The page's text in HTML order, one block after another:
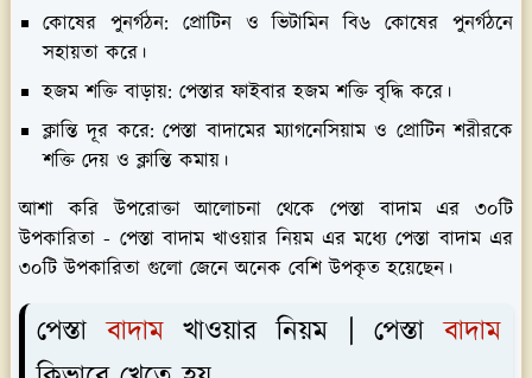
কোষের পুনর্গঠন: প্রোটিন ও ভিটামিন বি৬ কোষের পুনর্গঠনে
সহায়তা করে।
হজম শক্তি বাড়ায়: পেস্তার ফাইবার হজম শক্তি বৃদ্ধি করে।
ক্লান্তি দূর করে: পেস্তা বাদামের ম্যাগনেসিয়াম ও প্রোটিন শরীরকে
শক্তি দেয় ও ক্লান্তি কমায়।
আশা করি উপরোক্তা আলোচনা থেকে পেস্তা বাদাম এর ৩০টি
উপকারিতা - পেস্তা বাদাম খাওয়ার নিয়ম এর মধ্যে পেস্তা বাদাম এর
৩০টি উপকারিতা গুলো জেনে অনেক বেশি উপকৃত হয়েছেন।
পেস্তাবাদামখাওয়ার নিয়ম | পেস্তাবাদাম